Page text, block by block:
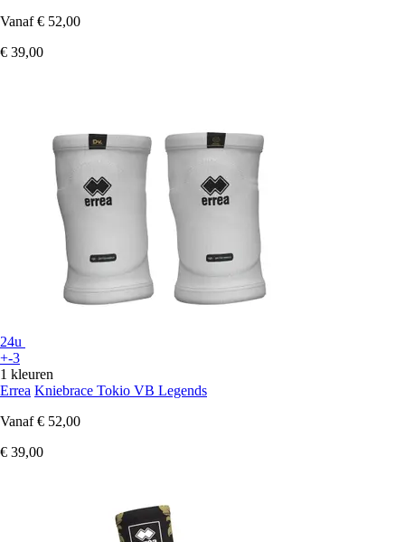
Vanaf € 52,00
€ 39,00
24u
+-3
1 kleuren
Errea Kniebrace Tokio VB Legends
Vanaf € 52,00
€ 39,00